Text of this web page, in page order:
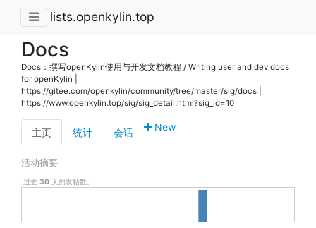
lists.openkylin.top
Docs
Docs：撰写openKylin使用与开发文档教程 / Writing user and dev docs
for openKylin |
https://gitee.com/openkylin/community/tree/master/sig/docs |
https://www.openkylin.top/sig/sig_detail.html?sig_id=10
主页 统计 会话 New
活动摘要
过去 30天的发帖数。